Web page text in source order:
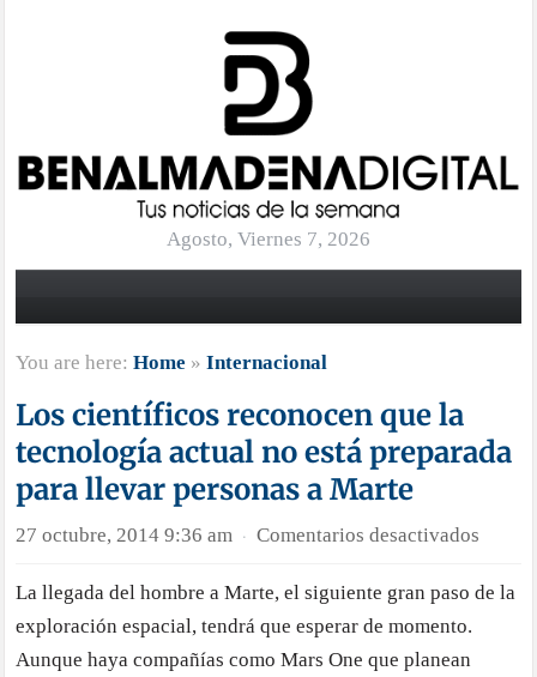
Agosto, Viernes 7, 2026
You are here:Home »Internacional
Los científicos reconocen que la
tecnología actual no está preparada
para llevar personas a Marte
27 octubre, 2014 9:36 am · Comentarios desactivados
La llegada del hombre a Marte, el siguiente gran paso de la
exploración espacial, tendrá que esperar de momento.
Aunque haya compañías como Mars One que planean